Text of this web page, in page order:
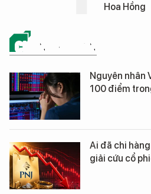
Hoa Hồng
CHỨNG KHOÁN
Nguyên nhân
100 điểm
Ai đã chi
giải cứu cổ